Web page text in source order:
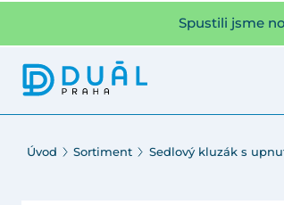
Spustili jsme
Úvod Sortiment Sedlový kluzák s